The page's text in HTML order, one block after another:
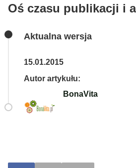
Oś czasu publikacji i
Aktualna wersja
15.01.2015
Autor artykułu:
BonaVita